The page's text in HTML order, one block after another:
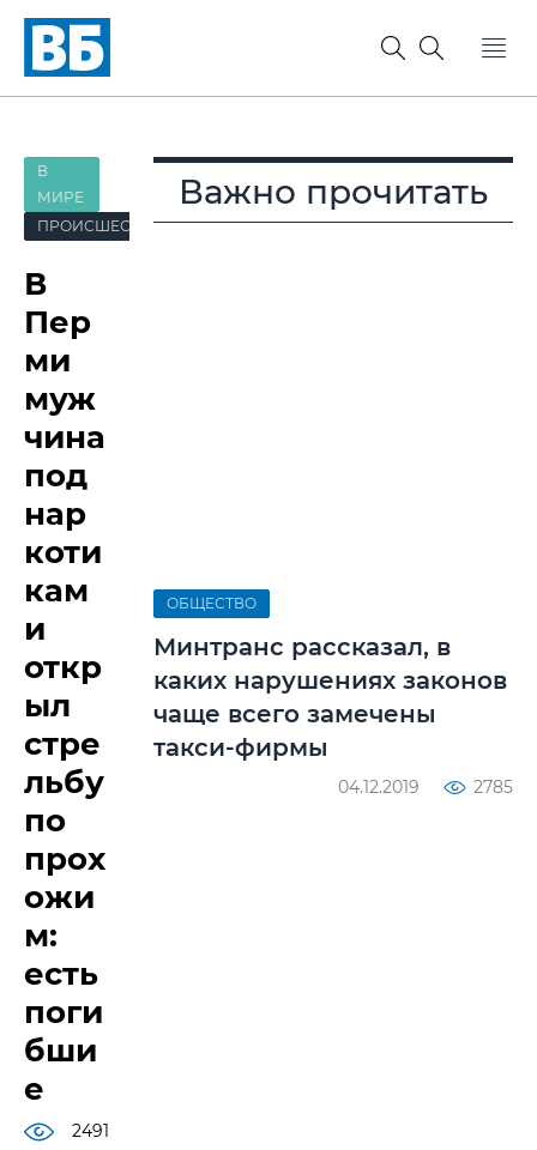
В
МИРЕ
ПРОИСШЕСТВИЯ
В
Пер
ми
муж
чина
под
нар
коти
кам
и
откр
ыл
стре
льбу
по
прох
ожи
м:
есть
поги
бши
е
2491
Важно прочитать
ОБЩЕСТВО
Минтранс рассказал, в
каких нарушениях законов
чаще всего замечены
такси-фирмы
04.12.2019 2785